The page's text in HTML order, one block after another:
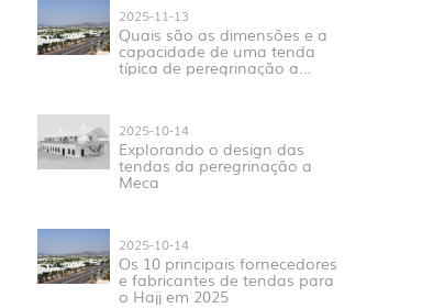
2025-11-13
Quais são as dimensões e a
capacidade de uma tenda
típica de peregrinação a
2025-10-14
Explorando o design das
tendas da peregrinação a
Meca
2025-10-14
Os 10 principais fornecedores
e fabricantes de tendas para
o Hajj em 2025